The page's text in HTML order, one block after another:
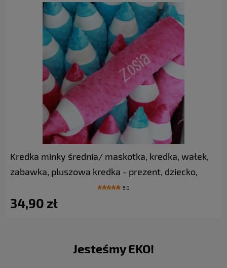
Kredka minky średnia/ maskotka, kredka, wałek,
zabawka, pluszowa kredka - prezent, dziecko,
zakończenie roku szkolnego/ wyprawka/
pasowanie
5.0
34,90 zł
do koszyka
Jesteśmy EKO!